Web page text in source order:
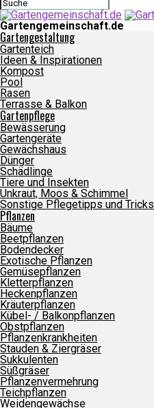
Gartengemeinschaft.de
Gartengestaltung
Gartenteich
Ideen & Inspirationen
Kompost
Pool
Rasen
Terrasse & Balkon
Gartenpflege
Bewässerung
Gartengeräte
Gewächshaus
Dünger
Schädlinge
Tiere und Insekten
Unkraut, Moos & Schimmel
Sonstige Pflegetipps und Tricks
Pflanzen
Bäume
Beetpflanzen
Bodendecker
Exotische Pflanzen
Gemüsepflanzen
Kletterpflanzen
Heckenpflanzen
Kräuterpflanzen
Kübel- / Balkonpflanzen
Obstpflanzen
Pflanzenkrankheiten
Stauden & Ziergräser
Sukkulenten
Süßgräser
Pflanzenvermehrung
Teichpflanzen
Weidengewächse